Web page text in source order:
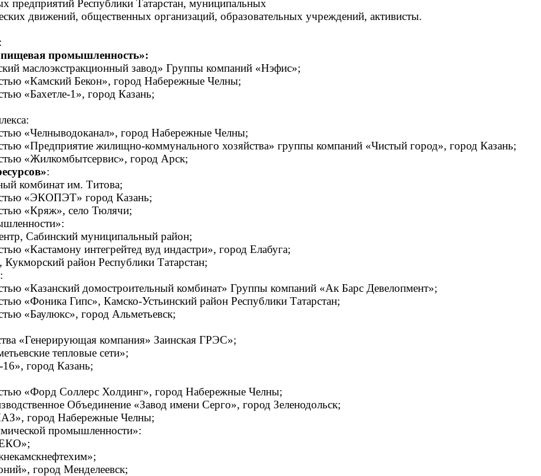
предприятий Республики Татарстан, муниципальных
движений, общественных организаций, образовательных учреждений, активисты.
промышленность»:
маслоэкстракционный завод» Группы компаний «Нэфис»;
«Камский Бекон», город Набережные Челны;
«Бахетле-1», город Казань;
«Челныводоканал», город Набережные Челны;
«Предприятие жилищно-коммунального хозяйства» группы компаний «Чистый город», город Казань;
«Жилкомбытсервис», город Арск;
:
комбинат им. Титова;
«ЭКОПЭТ» город Казань;
«Кряж», село Тюлячи;
Сабинский муниципальный район;
«Кастамону интегрейтед вуд индастри», город Елабуга;
район Республики Татарстан;
«Казанский домостроительный комбинат» Группы компаний «Ак Барс Девелопмент»;
«Фоника Гипс», Камско-Устьинский район Республики Татарстан;
«Баулюкс», город Альметьевск;
«Генерирующая компания» Заинская ГРЭС»;
тепловые сети»;
город Казань;
«Форд Соллерс Холдинг», город Набережные Челны;
Объединение «Завод имени Серго», город Зеленодольск;
город Набережные Челны;
промышленности»:
город Менделеевск;